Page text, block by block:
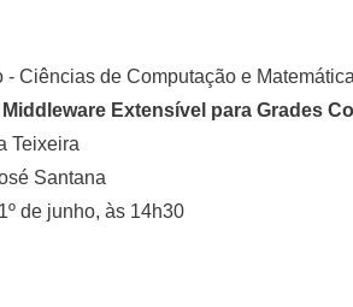
- Ciências de Computação e
Extensível para Grades
Teixeira
Santana
de junho, às 14h30